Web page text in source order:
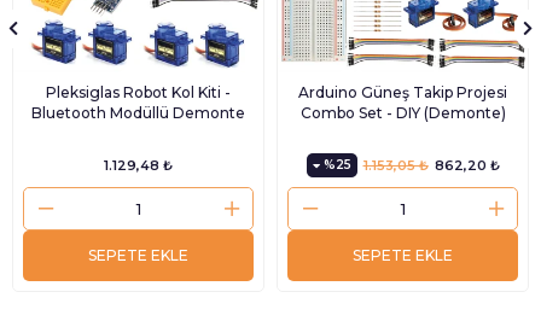
Pleksiglas Robot Kol Kiti -
Bluetooth Modüllü Demonte
1.129,48 ₺
SEPETE EKLE
Arduino Güneş Takip Projesi
Combo Set - DIY (Demonte)
%25 862,20 ₺
1.153,05 ₺
SEPETE EKLE